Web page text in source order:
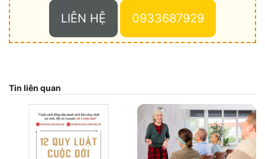
LIÊN HỆ 0933687929
Tin liên quan